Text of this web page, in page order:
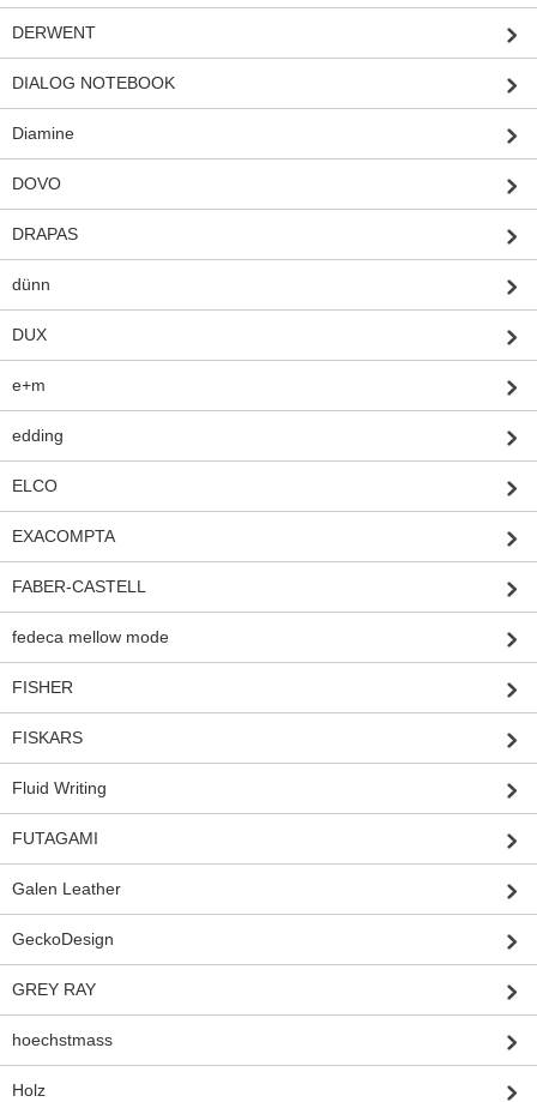
DERWENT
DIALOG NOTEBOOK
Diamine
DOVO
DRAPAS
dünn
DUX
e+m
edding
ELCO
EXACOMPTA
FABER-CASTELL
fedeca mellow mode
FISHER
FISKARS
Fluid Writing
FUTAGAMI
Galen Leather
GeckoDesign
GREY RAY
hoechstmass
Holz